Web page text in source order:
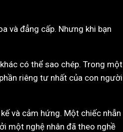
và đẳng cấp. Nhưng khi bạn
có thể sao chép. Trong một
riêng tư nhất của con người
và cảm hứng. Một chiếc nhẫn
một nghệ nhân đã theo nghề